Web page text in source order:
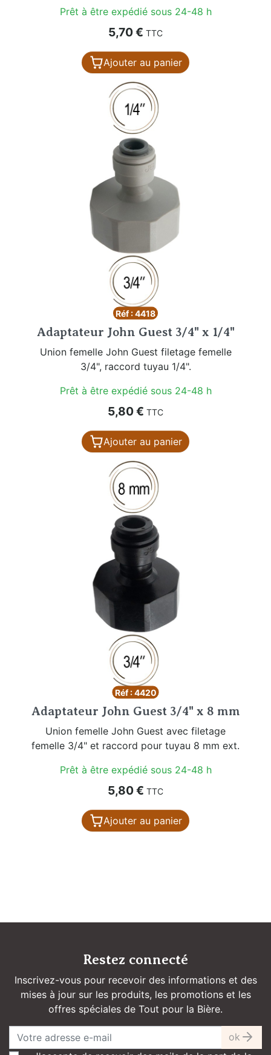
Prêt à être expédié sous 24-48 h
Prix
5,70 € TTC
Ajouter au panier
Réf : 4418
Adaptateur John Guest 3/4" x 1/4"
Union femelle John Guest filetage femelle
3/4", raccord tuyau 1/4".
Prêt à être expédié sous 24-48 h
Prix
5,80 € TTC
Ajouter au panier
Réf : 4420
Adaptateur John Guest 3/4" x 8 mm
Union femelle John Guest avec filetage
femelle 3/4" et raccord pour tuyau 8 mm ext.
Prêt à être expédié sous 24-48 h
Prix
5,80 € TTC
Ajouter au panier
Restez connecté
Inscrivez-vous pour recevoir des informations et des
mises à jour sur les produits, les promotions et les
offres spéciales de Tout pour la Bière.
ok